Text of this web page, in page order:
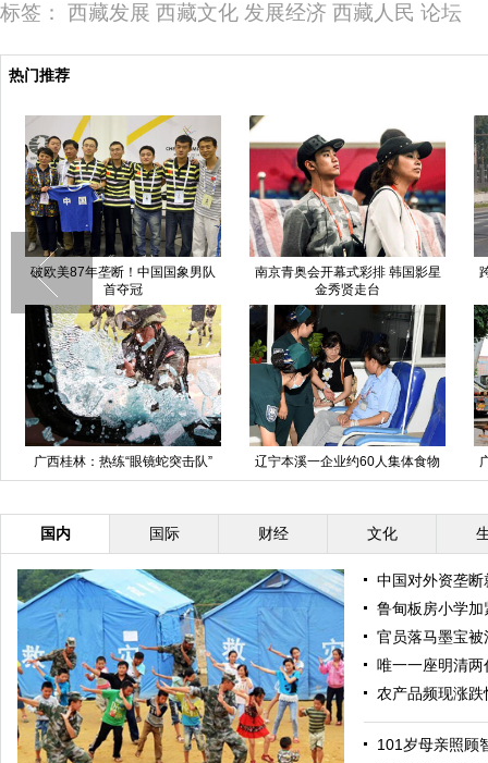
标签： 西藏发展 西藏文化 发展经济 西藏人民 论坛
热门推荐
破欧美87年垄断！中国国象男队
首夺冠
南京青奥会开幕式彩排 韩国影星
金秀贤走台
广西桂林：热练“眼镜蛇突击队”
辽宁本溪一企业约60人集体食物
中毒
国内 国际 财经 文化
中国对外资垄断
鲁甸板房小学
官员落马墨宝
唯一一座明清两
农产品频现涨
101岁母亲照顾